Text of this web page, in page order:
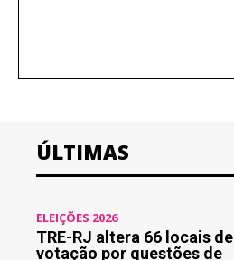
ÚLTIMAS
ELEIÇÕES 2026
TRE-RJ altera 66 locais de
votação por questões de